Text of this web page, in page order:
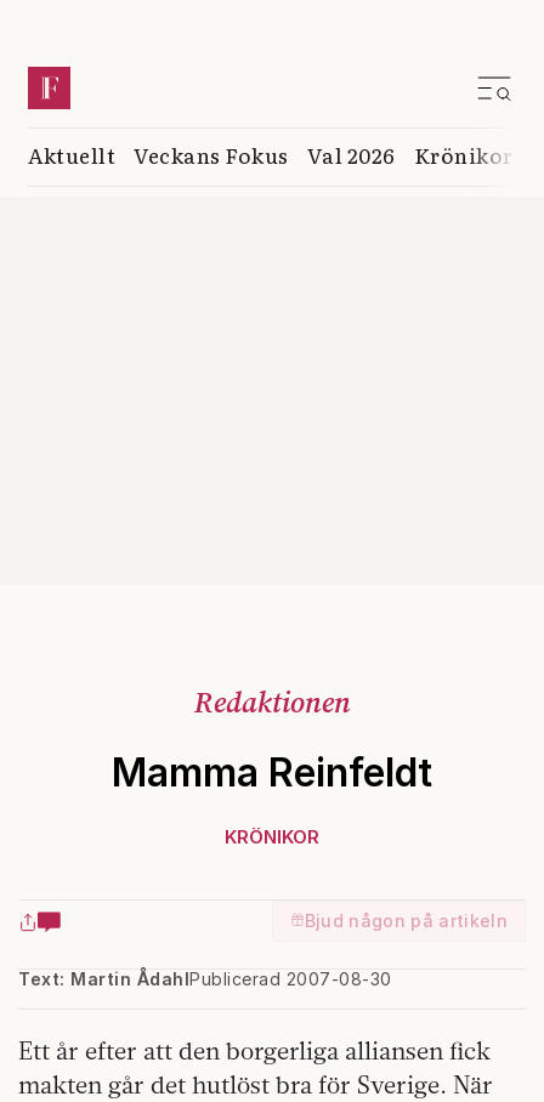
Aktuellt Veckans Fokus Val 2026 Krönikor
Redaktionen
Mamma Reinfeldt
KRÖNIKOR
Bjud någon på artikeln
Text: Martin ÅdahlPublicerad 2007-08-30
Ett år efter att den borgerliga alliansen fick
makten går det hutlöst bra för Sverige. När